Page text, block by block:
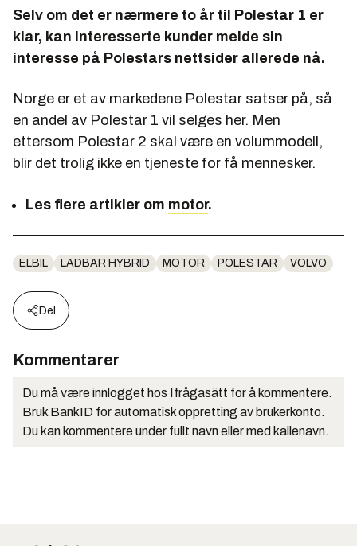
Selv om det er nærmere to år til Polestar 1 er
klar, kan interesserte kunder melde sin
interesse på Polestars nettsider allerede nå.
Norge er et av markedene Polestar satser på, så
en andel av Polestar 1 vil selges her. Men
ettersom Polestar 2 skal være en volummodell,
blir det trolig ikke en tjeneste for få mennesker.
Les flere artikler om motor.
ELBIL LADBAR HYBRID MOTOR POLESTAR VOLVO
Del
Kommentarer
Du må være innlogget hos Ifrågasätt for å kommentere.
Bruk BankID for automatisk oppretting av brukerkonto.
Du kan kommentere under fullt navn eller med kallenavn.